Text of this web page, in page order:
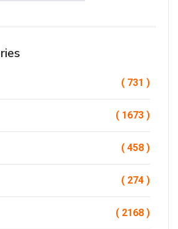
( 731 )
( 1673 )
( 458 )
( 274 )
( 2168 )